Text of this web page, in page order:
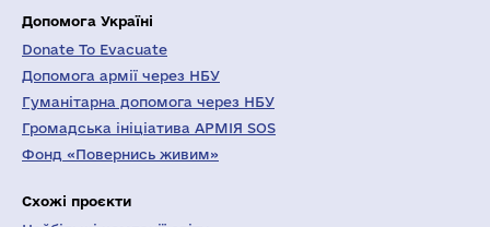
Допомога Україні
Donate To Evacuate
Допомога армії через НБУ
Гуманітарна допомога через НБУ
Громадська ініціатива АРМІЯ SOS
Фонд «Повернись живим»
Схожі проєкти